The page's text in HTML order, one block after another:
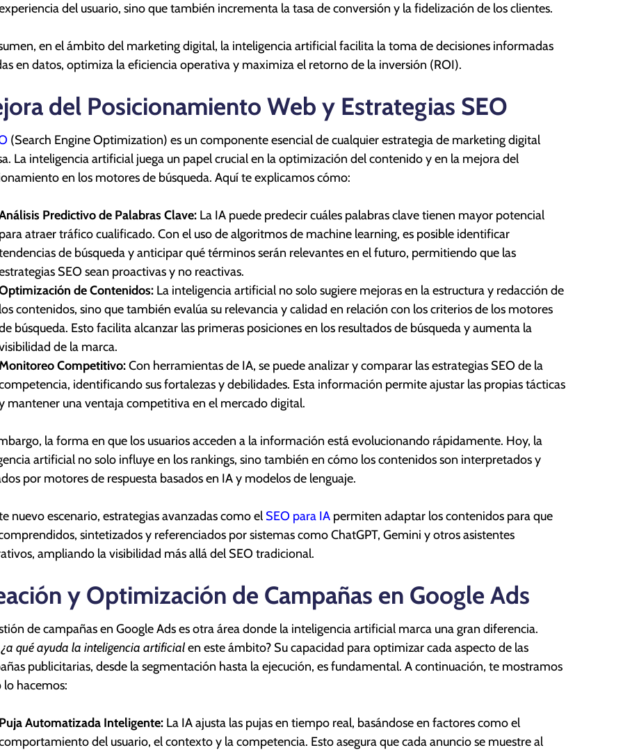
del usuario, sino que también incrementa la tasa de conversión y la fidelización de los clientes.
en el ámbito del marketing digital, la inteligencia artificial facilita la toma de decisiones informadas
en datos, optimiza la eficiencia operativa y maximiza el retorno de la inversión (ROI).
del Posicionamiento Web y Estrategias SEO
(Search Engine Optimization) es un componente esencial de cualquier estrategia de marketing digital
La inteligencia artificial juega un papel crucial en la optimización del contenido y en la mejora del
en los motores de búsqueda. Aquí te explicamos cómo:
Predictivo de Palabras Clave: La IA puede predecir cuáles palabras clave tienen mayor potencial
para atraer tráfico cualificado. Con el uso de algoritmos de machine learning, es posible identificar
de búsqueda y anticipar qué términos serán relevantes en el futuro, permitiendo que las
SEO sean proactivas y no reactivas.
de Contenidos: La inteligencia artificial no solo sugiere mejoras en la estructura y redacción de
los contenidos, sino que también evalúa su relevancia y calidad en relación con los criterios de los motores
búsqueda. Esto facilita alcanzar las primeras posiciones en los resultados de búsqueda y aumenta la
de la marca.
Competitivo:Con herramientas de IA, se puede analizar y comparar las estrategias SEO de la
identificando sus fortalezas y debilidades. Esta información permite ajustar las propias tácticas
mantener una ventaja competitiva en el mercado digital.
la forma en que los usuarios acceden a la información está evolucionando rápidamente. Hoy, la
artificial no solo influye en los rankings, sino también en cómo los contenidos son interpretados y
por motores de respuesta basados en IA y modelos de lenguaje.
nuevo escenario, estrategias avanzadas como el SEO para IA permiten adaptar los contenidos para que
sintetizados y referenciados por sistemas como ChatGPT, Gemini y otros asistentes
ampliando la visibilidad más allá del SEO tradicional.
y Optimización de Campañas en Google Ads
de campañas en Google Ads es otra área donde la inteligencia artificial marca una gran diferencia.
¿a qué ayuda la inteligencia artificialen este ámbito? Su capacidad para optimizar cada aspecto de las
publicitarias, desde la segmentación hasta la ejecución, es fundamental. A continuación, te mostramos
hacemos:
Puja Automatizada Inteligente: La IA ajusta las pujas en tiempo real, basándose en factores como el
del usuario, el contexto y la competencia. Esto asegura que cada anuncio se muestre al